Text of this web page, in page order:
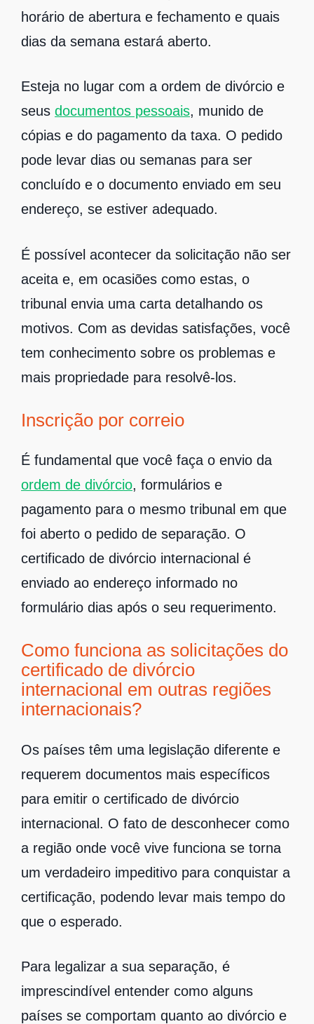
horário de abertura e fechamento e quais
dias da semana estará aberto.
Esteja no lugar com a ordem de divórcio e
seus documentos pessoais, munido de
cópias e do pagamento da taxa. O pedido
pode levar dias ou semanas para ser
concluído e o documento enviado em seu
endereço, se estiver adequado.
É possível acontecer da solicitação não ser
aceita e, em ocasiões como estas, o
tribunal envia uma carta detalhando os
motivos. Com as devidas satisfações, você
tem conhecimento sobre os problemas e
mais propriedade para resolvê-los.
Inscrição por correio
É fundamental que você faça o envio da
ordem de divórcio, formulários e
pagamento para o mesmo tribunal em que
foi aberto o pedido de separação. O
certificado de divórcio internacional é
enviado ao endereço informado no
formulário dias após o seu requerimento.
Como funciona as solicitações do
certificado de divórcio
internacional em outras regiões
internacionais?
Os países têm uma legislação diferente e
requerem documentos mais específicos
para emitir o certificado de divórcio
internacional. O fato de desconhecer como
a região onde você vive funciona se torna
um verdadeiro impeditivo para conquistar a
certificação, podendo levar mais tempo do
que o esperado.
Para legalizar a sua separação, é
imprescindível entender como alguns
países se comportam quanto ao divórcio e